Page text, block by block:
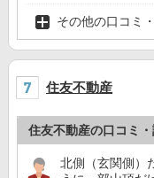
その他の口コミ
住友不動産
住友不動産の口コミ・
北側（玄関側）